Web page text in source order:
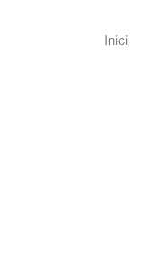
Inici